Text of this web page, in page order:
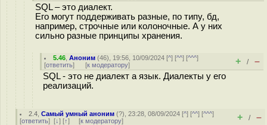
SQL – это диалект.
Его могут поддерживать разные, по типу, бд,
например, строчные или колоночные. А у них
сильно разные принципы хранения.
5.46 ,Аноним (46), 19:56, 10/09/2024 [^] [^^] [^^^]
[ответить] [к модератору] + / –
SQL - это не диалект а язык. Диалекты у его
реализаций.
2.4 ,Самый умный аноним (?), 23:28, 08/09/2024 [^] [^^] [^^^]
[ответить] [↓] [↑] [к модератору] + / –